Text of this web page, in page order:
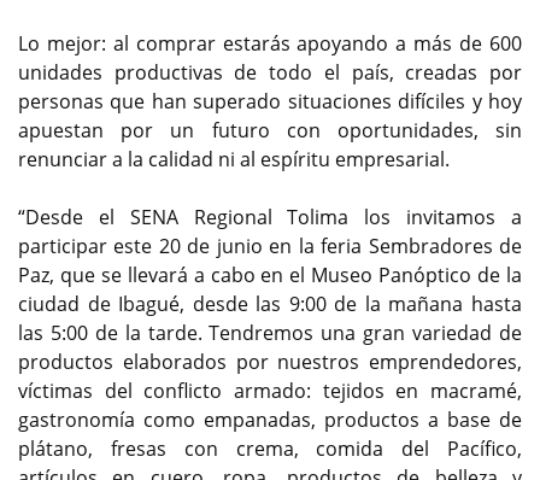
Lo mejor: al comprar estarás apoyando a más de 600
unidades productivas de todo el país, creadas por
personas que han superado situaciones difíciles y hoy
apuestan por un futuro con oportunidades, sin
renunciar a la calidad ni al espíritu empresarial.
“Desde el SENA Regional Tolima los invitamos a
participar este 20 de junio en la feria Sembradores de
Paz, que se llevará a cabo en el Museo Panóptico de la
ciudad de Ibagué, desde las 9:00 de la mañana hasta
las 5:00 de la tarde. Tendremos una gran variedad de
productos elaborados por nuestros emprendedores,
víctimas del conflicto armado: tejidos en macramé,
gastronomía como empanadas, productos a base de
plátano, fresas con crema, comida del Pacífico,